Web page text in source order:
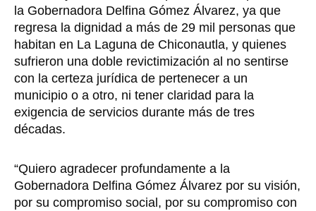
la Gobernadora Delfina Gómez Álvarez, ya que
regresa la dignidad a más de 29 mil personas que
habitan en La Laguna de Chiconautla, y quienes
sufrieron una doble revictimización al no sentirse
con la certeza jurídica de pertenecer a un
municipio o a otro, ni tener claridad para la
exigencia de servicios durante más de tres
décadas.
“Quiero agradecer profundamente a la
Gobernadora Delfina Gómez Álvarez por su visión,
por su compromiso social, por su compromiso con